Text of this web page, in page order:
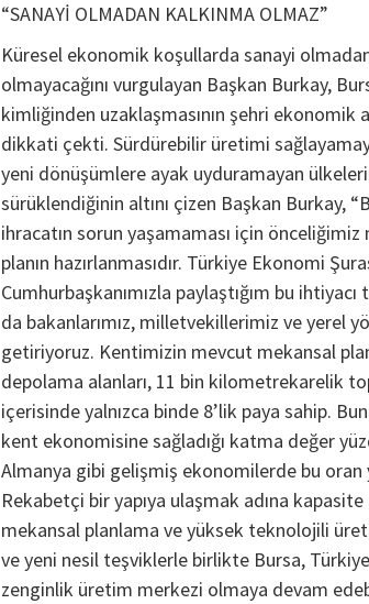
“SANAYİ OLMADAN KALKINMA OLMAZ”
Küresel ekonomik koşullarda sanayi
olmayacağını vurgulayan Başkan Burkay,
kimliğinden uzaklaşmasının şehri ekonomik
dikkati çekti. Sürdürebilir üretimi
yeni dönüşümlere ayak uyduramayan
sürüklendiğinin altını çizen Başkan Burkay,
ihracatın sorun yaşamaması için
planın hazırlanmasıdır. Türkiye Ekonomi
Cumhurbaşkanımızla paylaştığım bu
da bakanlarımız, milletvekillerimiz ve yerel
getiriyoruz. Kentimizin mevcut mekansal
depolama alanları, 11 bin kilometrekarelik
içerisinde yalnızca binde 8’lik paya sahip.
kent ekonomisine sağladığı katma değer
Almanya gibi gelişmiş ekonomilerde bu oran
Rekabetçi bir yapıya ulaşmak adına
mekansal planlama ve yüksek teknolojili
ve yeni nesil teşviklerle birlikte Bursa,
zenginlik üretim merkezi olmaya devam